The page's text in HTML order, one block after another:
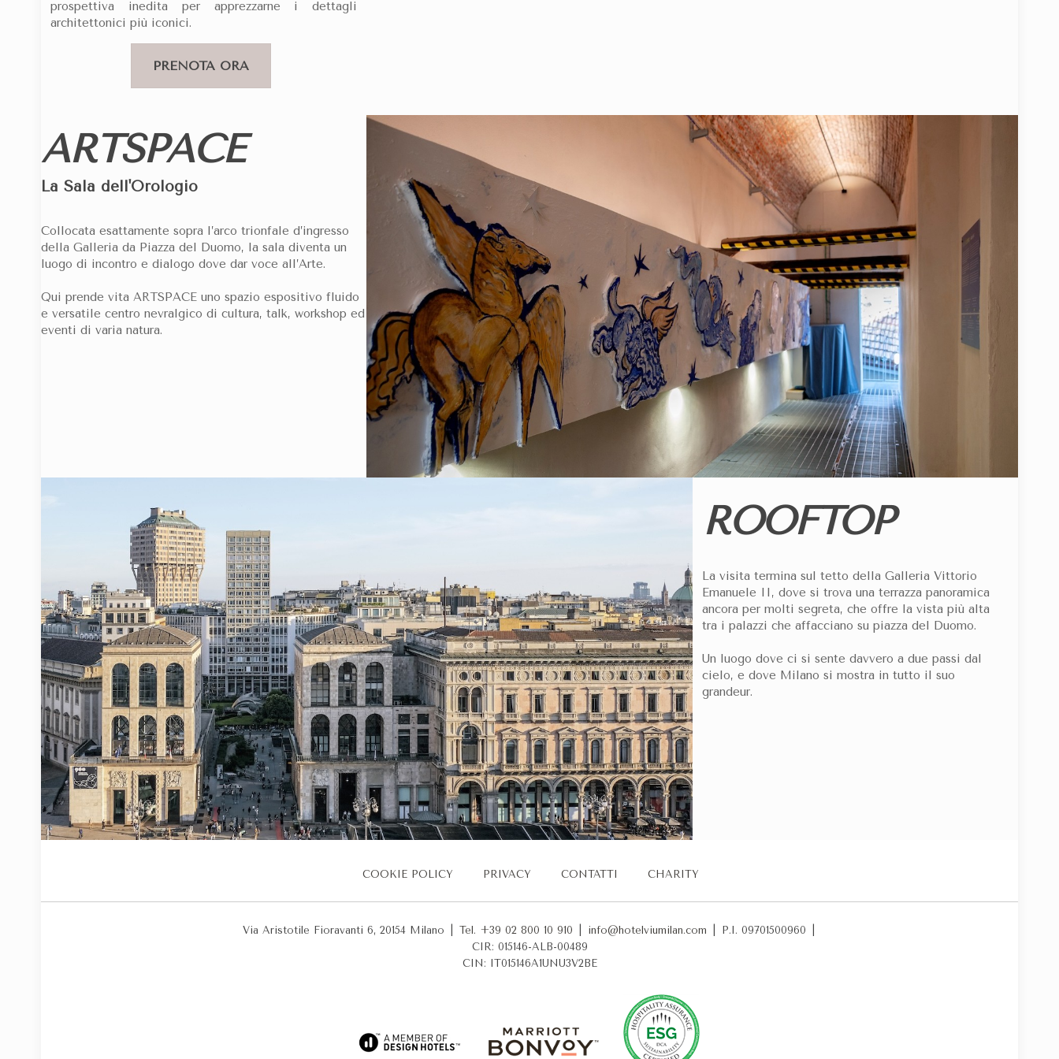
prospettiva inedita per apprezzarne i dettagli
architettonici più iconici.
PRENOTA ORA
ARTSPACE
La Sala dell'Orologio
Collocata esattamente sopra l’arco trionfale d’ingresso
della Galleria da Piazza del Duomo, la sala diventa un
luogo di incontro e dialogo dove dar voce all’Arte.
Qui prende vita ARTSPACE uno spazio espositivo fluido
e versatile centro nevralgico di cultura, talk, workshop ed
eventi di varia natura.
ROOFTOP
La visita termina sul tetto della Galleria Vittorio
Emanuele II, dove si trova una terrazza panoramica
ancora per molti segreta, che offre la vista più alta
tra i palazzi che affacciano su piazza del Duomo.
Un luogo dove ci si sente davvero a due passi dal
cielo, e dove Milano si mostra in tutto il suo
grandeur.
COOKIE POLICY PRIVACY CONTATTI CHARITY
Via Aristotile Fioravanti 6, 20154 Milano Tel. +39 02 800 10 910 info@hotelviumilan.com P.I. 09701500960
CIR: 015146-ALB-00489
CIN: IT015146A1UNU3V2BE